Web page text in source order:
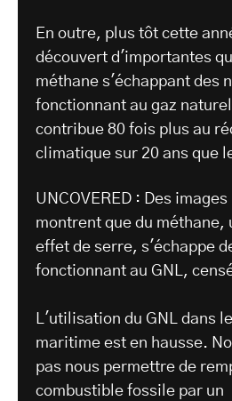
En outre, plus tôt cette
découvert d'importantes
méthane s'échappant des
fonctionnant au gaz
contribue 80 fois plus au
climatique sur 20 ans que
UNCOVERED : Des
montrent que du méthane,
effet de serre, s'échappe
fonctionnant au GNL,
L'utilisation du GNL dans
maritime est en hausse.
pas nous permettre de
combustible fossile par un